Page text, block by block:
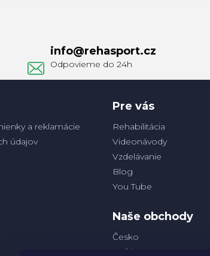
info@rehasport.cz
a reklamácie
údajov
Pre vás
Rehabilitácia
Videonávody
Vzdelávanie
Blog
You Tube
Naše obchody
Česko
Poľsko